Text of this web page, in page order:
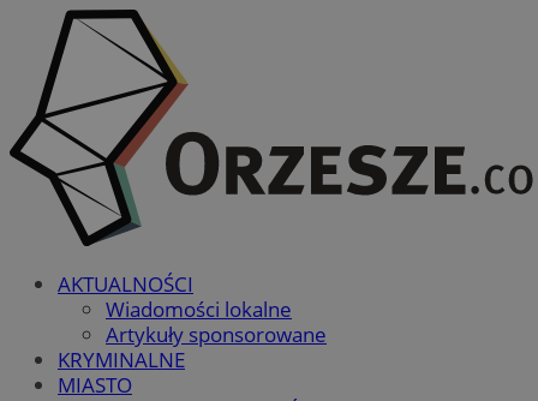
AKTUALNOŚCI
Wiadomości lokalne
Artykuły sponsorowane
KRYMINALNE
MIASTO